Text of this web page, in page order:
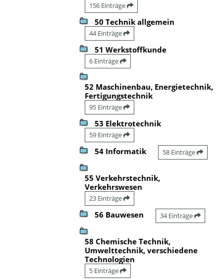
156 Einträge
50 Technik allgemein
44 Einträge
51 Werkstoffkunde
6 Einträge
52 Maschinenbau, Energietechnik,
Fertigungstechnik
95 Einträge
53 Elektrotechnik
59 Einträge
54 Informatik 58 Einträge
55 Verkehrstechnik,
Verkehrswesen
23 Einträge
56 Bauwesen 34 Einträge
58 Chemische Technik,
Umwelttechnik, verschiedene
Technologien
5 Einträge